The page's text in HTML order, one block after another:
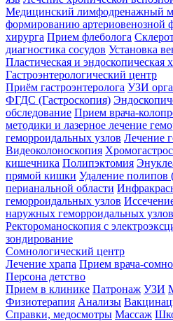
Медицинский лимфодренажный
формированию артериовенозной
хирурга Прием флеболога
диагностика сосудов Установка
Пластическая и эндоскопическая
Гастроэнтерологический центр
Приём гастроэнтеролога УЗИ
ФГДС (Гастроскопия)
обследование Прием врача-
методики и лазерное лечение
геморроидальных узлов Лечение
Видеоколоноскопия
кишечника Полипэктомия
прямой кишки Удаление полипов
перианальной области
геморроидальных узлов
наружных геморроидальных
Ректороманоскопия с
зондирование
Сомнологический центр
Лечение храпа Прием врача-
Персона детство
Прием в клинике Патронаж УЗИ
Физиотерапия Анализы
Справки, медосмотры Массаж